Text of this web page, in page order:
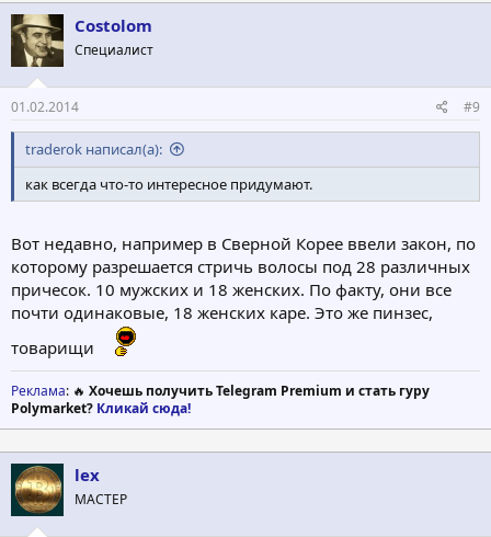
Costolom
Специалист
01.02.2014 #9
traderok написал(а):
как всегда что-то интересное придумают.
Вот недавно, например в Сверной Корее ввели закон, по
которому разрешается стричь волосы под 28 различных
причесок. 10 мужских и 18 женских. По факту, они все
почти одинаковые, 18 женских каре. Это же пинзес,
товарищи
Реклама: 🔥 Хочешь получить Telegram Premium и стать гуру
Polymarket? Кликай сюда!
lex
МАСТЕР